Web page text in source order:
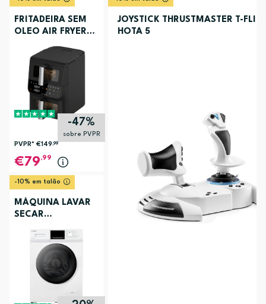
FRITADEIRA SEM
OLEO AIR FRYER
TOWERCHEF
-47%
sobre PVPR
PVPR* €149,99
79,99
-10% em talão
MÁQUINA LAVAR
SECAR
EC3107BR
JOYSTICK THRUSTMASTER T-
HOTA 5